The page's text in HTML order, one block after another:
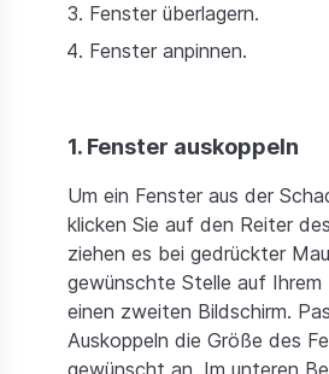
Fenster überlagern.
Fenster anpinnen.
1. Fenster auskoppeln
Um ein Fenster aus der
klicken Sie auf den Reiter
ziehen es bei gedrückter
gewünschte Stelle auf
einen zweiten Bildschirm.
Auskoppeln die Größe des
gewünscht an. Im unteren